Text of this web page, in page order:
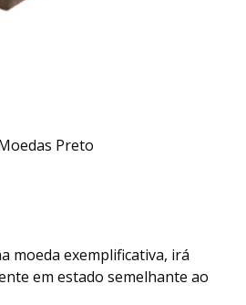
Preto
moeda exemplificativa, irá
em estado semelhante ao